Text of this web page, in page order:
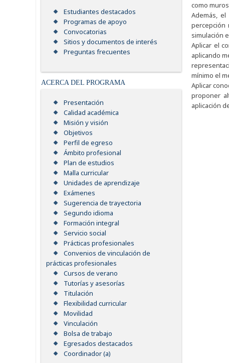
Estudiantes destacados
Programas de apoyo
Convocatorias
Sitios y documentos de interés
Preguntas frecuentes
ACERCA DEL PROGRAMA
Presentación
Calidad académica
Misión y visión
Objetivos
Perfil de egreso
Ámbito profesional
Plan de estudios
Malla curricular
Unidades de aprendizaje
Exámenes
Sugerencia de trayectoria
Segundo idioma
Formación integral
Servicio social
Prácticas profesionales
Convenios de vinculación de
prácticas profesionales
Cursos de verano
Tutorías y asesorías
Titulación
Flexibilidad curricular
Movilidad
Vinculación
Bolsa de trabajo
Egresados destacados
Coordinador (a)
como
Además,
percepción
simulación
Aplicar el
aplicando
mínimo el
Aplicar
proponer
aplicación